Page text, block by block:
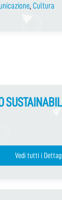
, Cultura
Vedi tutti i